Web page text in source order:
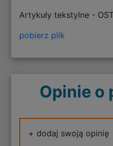
Artykuły tekstylne -
pobierz plik
Opinie o
+ dodaj swoją opinię